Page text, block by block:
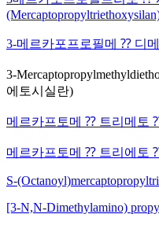
3-메르카포프로필메 ⁇ 디
3-
에토시실란)
메르카프토메 ⁇ 트리메토
메르카프토메 ⁇ 트리에토
S-
[3-N,N-Dimethylamino)